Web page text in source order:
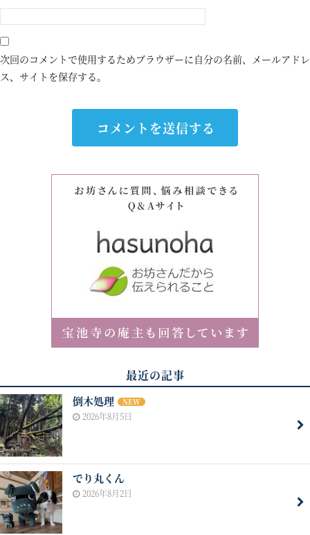
次回のコメントで使用するためブラウザーに自分の名前、メールアドレ
ス、サイトを保存する。
最近の記事
倒木処理 NEW
2026年8月5日
でり丸くん
2026年8月2日